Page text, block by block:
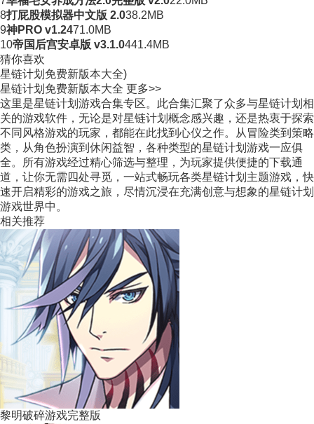
8打屁股模拟器中文版 2.038.2MB
9神PRO v1.2471.0MB
10帝国后宫安卓版 v3.1.0441.4MB
猜你喜欢
星链计划免费新版本大全)
星链计划免费新版本大全 更多>>
这里是星链计划游戏合集专区。此合集汇聚了众多与星链计划相
关的游戏软件，无论是对星链计划概念感兴趣，还是热衷于探索
不同风格游戏的玩家，都能在此找到心仪之作。从冒险类到策略
类，从角色扮演到休闲益智，各种类型的星链计划游戏一应俱
全。所有游戏经过精心筛选与整理，为玩家提供便捷的下载通
道，让你无需四处寻觅，一站式畅玩各类星链计划主题游戏，快
速开启精彩的游戏之旅，尽情沉浸在充满创意与想象的星链计划
游戏世界中。
相关推荐
黎明破碎游戏完整版